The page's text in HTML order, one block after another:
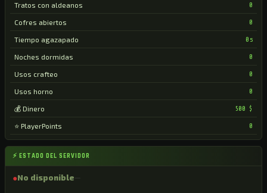
⚡ ESTADO DEL SERVIDOR
●No disponible
Tratos con aldeanos 0
Cofres abiertos 0
Tiempo agazapado 0s
Noches dormidas 0
Usos crafteo 0
Usos horno 0
💰 Dinero 500 $
⭐ PlayerPoints 0